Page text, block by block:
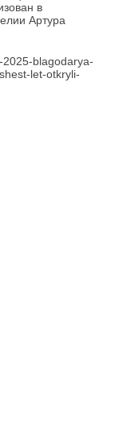
в
Артура
blagodarya-
let-otkryli-